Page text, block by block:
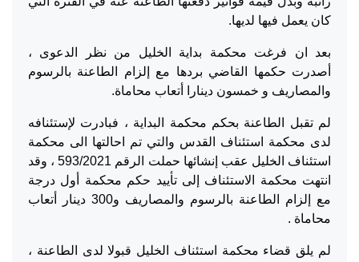
كان يعمل فيها لديها.
بعد ان فرغت محكمة بداية الخليل من نظر الدعوى ،
أصدرت حكمها القاضي بردها مع إلزام الطاعنة بالرسوم
والمصاريف و خمسون دينارا أتعاب محاماة.
لم تقبل الطاعنة بحكم محكمة البداية ، فبادرت لإستئنافه
لدى محكمة استئناف القدس والتي تم احالتها الى محكمة
استئناف الخليل عقب إنشائها حملت الرقم 593/2021 ، وقد
انتهت محكمة الاستئناف إلى تأييد حكم محكمة أول درجة
مع إلزام الطاعنة بالرسوم والمصاريف و300 دينار أتعاب
محاماة .
لم يلق قضاء محكمة استئناف الخليل قبولا لدى الطاعنة ،